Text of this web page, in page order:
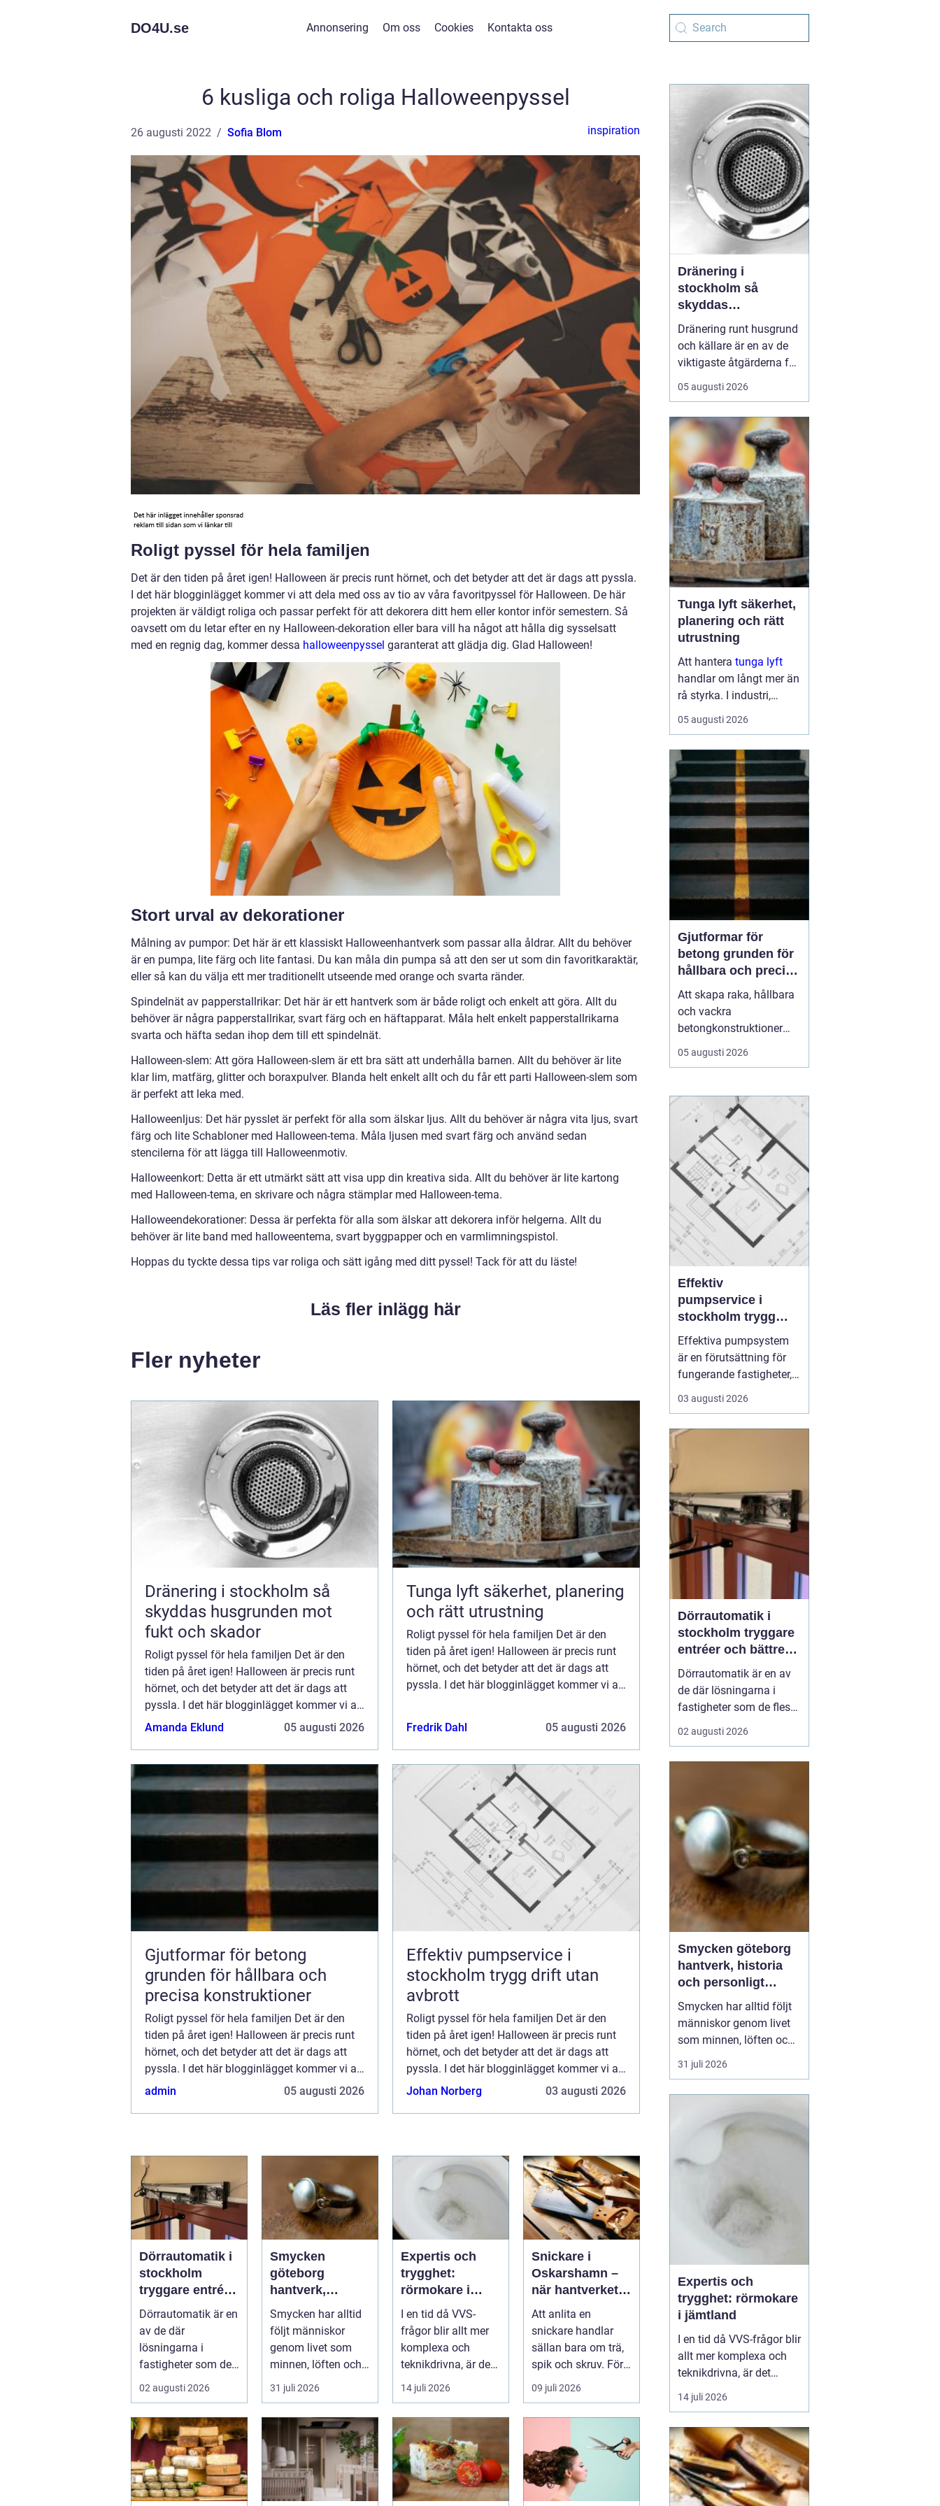
DO4U.se Annonsering Om oss Cookies Kontakta oss
6 kusliga och roliga Halloweenpyssel
26 augusti 2022 Sofia Blom inspiration
Roligt pyssel för hela familjen
Det är den tiden på året igen! Halloween är precis runt hörnet, och det betyder att det är dags att pyssla.
I det här blogginlägget kommer vi att dela med oss av tio av våra favoritpyssel för Halloween. De här
projekten är väldigt roliga och passar perfekt för att dekorera ditt hem eller kontor inför semestern. Så
oavsett om du letar efter en ny Halloween-dekoration eller bara vill ha något att hålla dig sysselsatt
med en regnig dag, kommer dessa halloweenpyssel garanterat att glädja dig. Glad Halloween!
Stort urval av dekorationer
Målning av pumpor: Det här är ett klassiskt Halloweenhantverk som passar alla åldrar. Allt du behöver
är en pumpa, lite färg och lite fantasi. Du kan måla din pumpa så att den ser ut som din favoritkaraktär,
eller så kan du välja ett mer traditionellt utseende med orange och svarta ränder.
Spindelnät av papperstallrikar: Det här är ett hantverk som är både roligt och enkelt att göra. Allt du
behöver är några papperstallrikar, svart färg och en häftapparat. Måla helt enkelt papperstallrikarna
svarta och häfta sedan ihop dem till ett spindelnät.
Halloween-slem: Att göra Halloween-slem är ett bra sätt att underhålla barnen. Allt du behöver är lite
klar lim, matfärg, glitter och boraxpulver. Blanda helt enkelt allt och du får ett parti Halloween-slem som
är perfekt att leka med.
Halloweenljus: Det här pysslet är perfekt för alla som älskar ljus. Allt du behöver är några vita ljus, svart
färg och lite Schabloner med Halloween-tema. Måla ljusen med svart färg och använd sedan
stencilerna för att lägga till Halloweenmotiv.
Halloweenkort: Detta är ett utmärkt sätt att visa upp din kreativa sida. Allt du behöver är lite kartong
med Halloween-tema, en skrivare och några stämplar med Halloween-tema.
Halloweendekorationer: Dessa är perfekta för alla som älskar att dekorera inför helgerna. Allt du
behöver är lite band med halloweentema, svart byggpapper och en varmlimningspistol.
Hoppas du tyckte dessa tips var roliga och sätt igång med ditt pyssel! Tack för att du läste!
Läs fler inlägg här
Fler nyheter
Dränering i stockholm så
skyddas husgrunden mot
fukt och skador
Roligt pyssel för hela familjen Det är den
tiden på året igen! Halloween är precis runt
hörnet, och det betyder att det är dags att
pyssla. I det här blogginlägget kommer vi att
dela med oss av tio av v&...
Amanda Eklund 05 augusti 2026
Tunga lyft säkerhet, planering
och rätt utrustning
Roligt pyssel för hela familjen Det är den
tiden på året igen! Halloween är precis runt
hörnet, och det betyder att det är dags att
pyssla. I det här blogginlägget kommer vi att
Fredrik Dahl
05 augusti 2026
Gjutformar för betong
grunden för hållbara och
precisa konstruktioner
Roligt pyssel för hela familjen Det är den
tiden på året igen! Halloween är precis runt
hörnet, och det betyder att det är dags att
pyssla. I det här blogginlägget kommer vi att
dela med oss av tio av v&...
admin 05 augusti 2026
Effektiv pumpservice i
stockholm trygg drift utan
avbrott
Roligt pyssel för hela familjen Det är den
tiden på året igen! Halloween är precis runt
hörnet, och det betyder att det är dags att
pyssla. I det här blogginlägget kommer vi att
dela med oss av tio av v&...
Johan Norberg 03 augusti 2026
Dörrautomatik i
stockholm
tryggare entréer
och bättre
tillgänglighet
Dörrautomatik är en
av de där
lösningarna i
fastigheter som de
flesta tar för given
tills den sakna...
02 augusti 2026
Smycken
göteborg
hantverk,
historia och
personligt
uttryck
Smycken har alltid
följt människor
genom livet som
minnen, löften och
tysta berättelser
nära huden....
31 juli 2026
Expertis och
trygghet:
rörmokare i
jämtland
I en tid då VVS-
frågor blir allt mer
komplexa och
teknikdrivna, är det
viktigare &a...
14 juli 2026
Snickare i
Oskarshamn –
när hantverket
gör skillnad i
vardagen
Att anlita en
snickare handlar
sällan bara om trä,
spik och skruv. För
många i ...
09 juli 2026
Dränering i
stockholm så
skyddas
husgrunden mot
fukt och skador
Dränering runt husgrund
och källare är en av de
viktigaste åtgärderna för
att skydda en fastighet
på lång sikt. I
markförhållanden, äldre
bebyggelse och kraftiga
regn skapar extra
påfrestningar, kan en
genomtänkt dränering
vara skillna...
05 augusti 2026
Tunga lyft säkerhet,
planering och rätt
utrustning
Att hantera tunga lyft
handlar om långt mer än
rå styrka. I industri,
byggprojekt och
infrastruktur kan ett
allvarliga skador på
människor, maskiner och
byggnader. Samtidigt ...
05 augusti 2026
Gjutformar för
betong grunden för
hållbara och precisa
konstruktioner
Att skapa raka, hållbara
och vackra
betongkonstruktioner
handlar inte bara om rätt
betongrecept eller bra
resultatet avgörs av
formen.
gjutformar för
betong...
05 augusti 2026
Effektiv
pumpservice i
stockholm trygg
drift utan avbrott
Effektiva pumpsystem
är en förutsättning för
fungerande fastigheter,
hållbara VA-nät och
trygg hantering av både
samlas där det inte ska
vara, produktion
avstannar eller ...
03 augusti 2026
Dörrautomatik i
stockholm tryggare
entréer och bättre
tillgänglighet
Dörrautomatik är en av
de där lösningarna i
fastigheter som de flesta
tar för given tills den
saknas eller slutar
dörrar vardagen enklare,
särskilt för personer med
nedsatt rörligh...
02 augusti 2026
Smycken göteborg
hantverk, historia
och personligt
uttryck
Smycken har alltid följt
människor genom livet
som minnen, löften och
tysta berättelser nära
huden. I Göteborg lever
klassiskt hantverk,
samtida design och en
vardaglig närhet, där
31 juli 2026
Expertis och
trygghet: rörmokare
i jämtland
I en tid då VVS-frågor blir
allt mer komplexa och
teknikdrivna, är det
viktigare än någonsin att
ha tillgång till kunniga
14 juli 2026